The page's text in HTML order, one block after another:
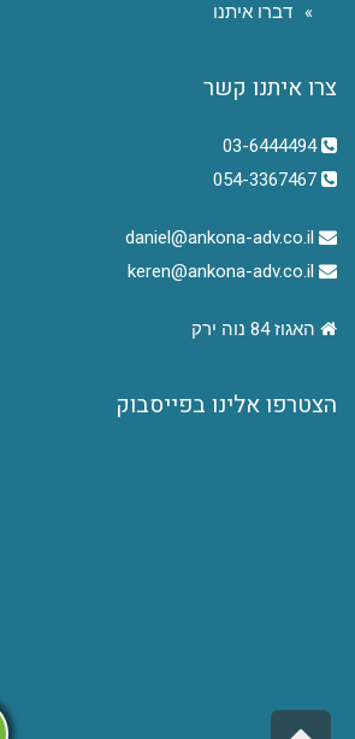
דברו איתנו
צרו איתנו קשר
03-6444494
daniel@ankona-adv.co.il
keren@ankona-adv.co.il
האגוז 84 נוה ירק
הצטרפו אלינו בפייסבוק